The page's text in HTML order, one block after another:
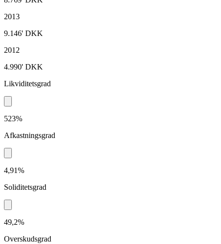
2013
9.146' DKK
2012
4.990' DKK
Likviditetsgrad
523%
Afkastningsgrad
4,91%
Soliditetsgrad
49,2%
Overskudsgrad